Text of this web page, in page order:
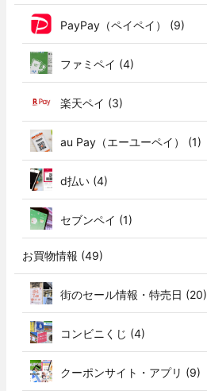
PayPay（ペイペイ） (9)
ファミペイ (4)
楽天ペイ (3)
au Pay（エーユーペイ） (1)
d払い (4)
セブンペイ (1)
お買物情報 (49)
街のセール情報・特売日 (20)
コンビニくじ (4)
クーポンサイト・アプリ (9)